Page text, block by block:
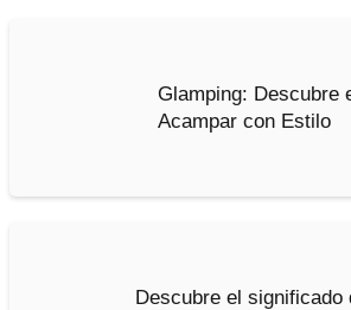
Glamping: Descubre
Acampar con Estilo
Descubre el significado